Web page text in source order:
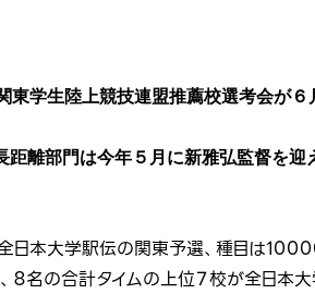
学生陸上競技連盟推薦校選考会が
離部門は今年５月に新雅弘監督を
日本大学駅伝の関東予選、種目は
８名の合計タイムの上位７校が全日本